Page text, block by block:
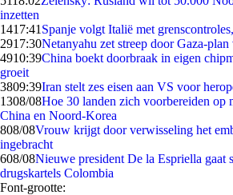
inzetten
1417:41 Spanje volgt Italië met
2917:30Netanyahu zet streep door Gaza-
4910:39China boekt doorbraak in eigen
groeit
3809:39Iran stelt zes eisen aan VS voor
1308/08Hoe 30 landen zich voorbereiden op
China en Noord-Korea
808/08Vrouw krijgt door verwisseling het
ingebracht
608/08Nieuwe president De la Espriella gaat
drugskartels Colombia
Font-grootte: